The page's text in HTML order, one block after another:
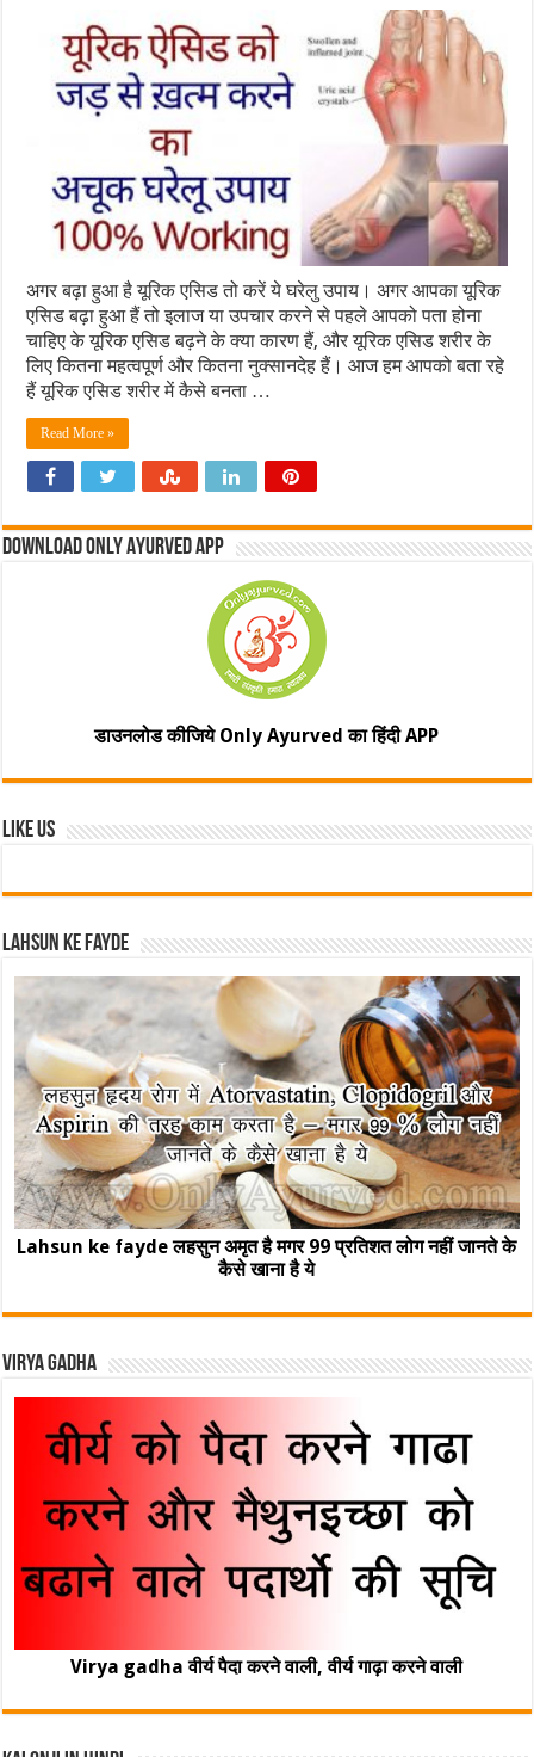
अगर बढ़ा हुआ है यूरिक एसिड तो करें ये घरेलु उपाय। अगर आपका यूरिक
एसिड बढ़ा हुआ हैं तो इलाज या उपचार करने से पहले आपको पता होना
चाहिए के यूरिक एसिड बढ़ने के क्या कारण हैं, और यूरिक एसिड शरीर के
लिए कितना महत्वपूर्ण और कितना नुक्सानदेह हैं। आज हम आपको बता रहे
हैं यूरिक एसिड शरीर में कैसे बनता …
Read More »
Download Only Ayurved App
डाउनलोड कीजिये Only Ayurved का हिंदी APP
Like Us
Lahsun ke fayde
Lahsun ke fayde लहसुन अमृत है मगर 99 प्रतिशत लोग नहीं जानते के
कैसे खाना है ये
Virya Gadha
Virya gadha वीर्य पैदा करने वाली, वीर्य गाढ़ा करने वाली